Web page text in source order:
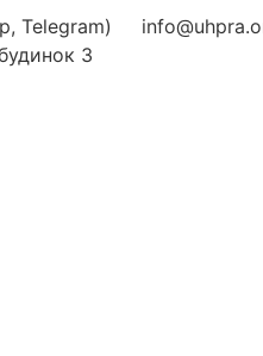
Telegram)
3